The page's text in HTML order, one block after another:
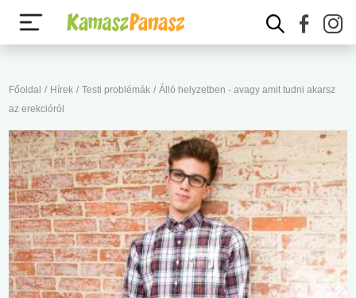
Főoldal / Hírek / Testi problémák / Álló helyzetben - avagy amit tudni akarsz
az erekcióról